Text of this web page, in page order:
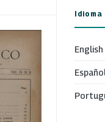
Idioma
English